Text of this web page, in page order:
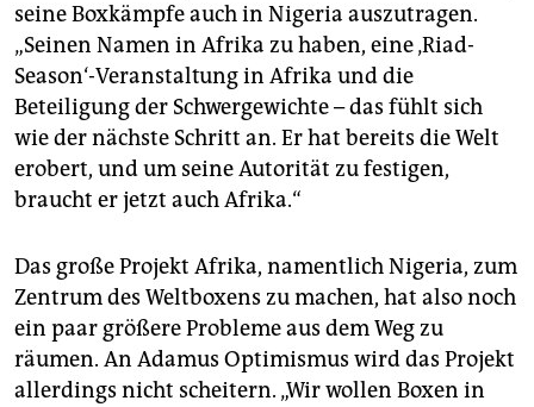
seine Boxkämpfe auch in Nigeria auszutragen.
„Seinen Namen in Afrika zu haben, eine ‚Riad-
Season‘-Veranstaltung in Afrika und die
Beteiligung der Schwergewichte – das fühlt sich
wie der nächste Schritt an. Er hat bereits die Welt
erobert, und um seine Autorität zu festigen,
braucht er jetzt auch Afrika.“
Das große Projekt Afrika, namentlich Nigeria, zum
Zentrum des Weltboxens zu machen, hat also noch
ein paar größere Probleme aus dem Weg zu
räumen. An Adamus Optimismus wird das Projekt
allerdings nicht scheitern. „Wir wollen Boxen in